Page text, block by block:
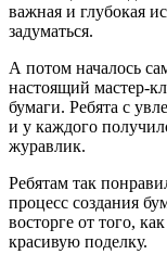
важная и глубокая
задуматься.
А потом началось
настоящий мастер-
бумаги. Ребята с
и у каждого
журавлик.
Ребятам так
процесс создания
восторге от того,
красивую поделку.